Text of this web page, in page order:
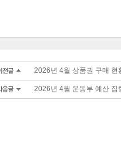
2026년 4월 상품권 구매 현
2026년 4월 운동부 예산 집